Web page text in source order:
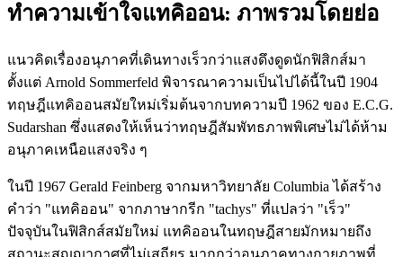
ทำความเข้าใจแทคิออน: ภาพรวมโดยย่อ
แนวคิดเรื่องอนุภาคที่เดินทางเร็วกว่าแสงดึงดูดนักฟิสิกส์มา
ตั้งแต่ Arnold Sommerfeld พิจารณาความเป็นไปได้นี้ในปี 1904
ทฤษฎีแทคิออนสมัยใหม่เริ่มต้นจากบทความปี 1962 ของ E.C.G.
Sudarshan ซึ่งแสดงให้เห็นว่าทฤษฎีสัมพัทธภาพพิเศษไม่ได้ห้าม
อนุภาคเหนือแสงจริง ๆ
ในปี 1967 Gerald Feinberg จากมหาวิทยาลัย Columbia ได้สร้าง
คำว่า "แทคิออน" จากภาษากรีก "tachys" ที่แปลว่า "เร็ว"
ปัจจุบันในฟิสิกส์สมัยใหม่ แทคิออนในทฤษฎีสายมักหมายถึง
สถานะสุญญากาศที่ไม่เสถียร มากกว่าอนุภาคทางกายภาพที่